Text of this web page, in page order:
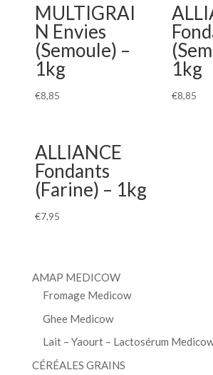
MULTIGRAI
N Envies
(Semoule) –
1kg
€8,85
1kg
€8,85
ALLIANCE
Fondants
(Farine) – 1kg
€7,95
AMAP MEDICOW
Fromage Medicow
Ghee Medicow
Lait – Yaourt – Lactosérum
CÉRÉALES GRAINS